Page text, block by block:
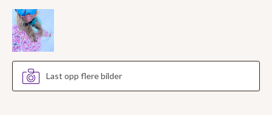
Last opp flere bilder